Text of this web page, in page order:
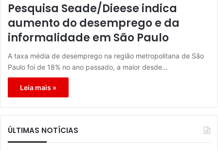
Pesquisa Seade/Dieese indica
aumento do desemprego e da
informalidade em São Paulo
A taxa média de desemprego na região metropolitana de São
Paulo foi de 18% no ano passado, a maior desde…
Leia mais »
ÚLTIMAS NOTÍCIAS